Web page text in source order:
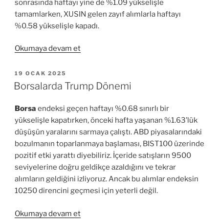
sonrasında haftayı yine de %1.09 yükselişle
tamamlarken, XUSIN gelen zayıf alımlarla haftayı
%0.58 yükselişle kapadı.
Okumaya devam et“Borsa’nın
YAYIM
TARIHI
19 OCAK 2025
Borsalarda Trump Dönemi
Borsa endeksi geçen haftayı %0.68 sınırlı bir
yükselişle kapatırken, önceki hafta yaşanan %1.63’lük
düşüşün yaralarını sarmaya çalıştı. ABD piyasalarındaki
bozulmanın toparlanmaya başlaması, BIST100 üzerinde
pozitif etki yarattı diyebiliriz. İçeride satışların 9500
seviyelerine doğru geldikçe azaldığını ve tekrar
alımların geldiğini izliyoruz. Ancak bu alımlar endeksin
10250 direncini geçmesi için yeterli değil.
Okumaya devam et“Borsalarda